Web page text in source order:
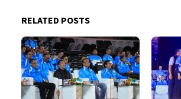
RELATED POSTS